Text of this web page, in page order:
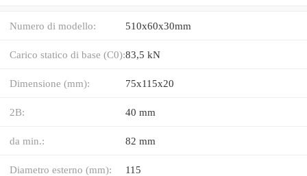
Numero di modello: 510x60x30mm
Carico statico di base (C0):83,5 kN
Dimensione (mm): 75x115x20
2B: 40 mm
da min.: 82 mm
Diametro esterno (mm): 115